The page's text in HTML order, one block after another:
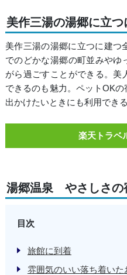
美作三湯の湯郷に立
美作三湯の湯郷に立つに建つ
でのどかな湯郷の町並みやゆ
がら過ごすことができる。美
できるのも魅力。ペットOK
出かけたいときにも利用できる
楽天トラベ
湯郷温泉 やさしさ
目次
旅館に到着
雰囲気のいい落ち着いた